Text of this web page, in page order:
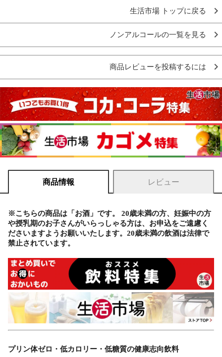
生活市場 トップに戻る
ノンアルコールの一覧を見る
商品レビューを投稿するには
商品情報 レビュー
※こちらの商品は「お酒」です。 20歳未満の方、妊娠中の方
や授乳期のお子さんがいらっしゃる方は、お申込をご遠慮く
ださいますようお願いいたします。20歳未満の飲酒は法律で
禁止されています。
プリン体ゼロ・低カロリー・低糖質の健康志向飲料